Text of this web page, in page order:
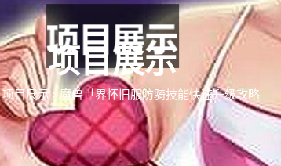
项目展示
项目展示 魔兽世界怀旧服防骑技能快速升级攻略